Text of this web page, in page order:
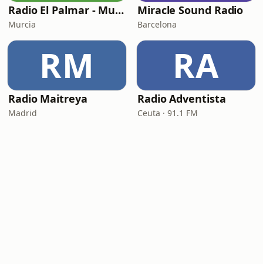
Radio El Palmar - Murcia
Murcia
Miracle Sound Radio
Barcelona
RM
Radio Maitreya
Madrid
RA
Radio Adventista
Ceuta · 91.1 FM